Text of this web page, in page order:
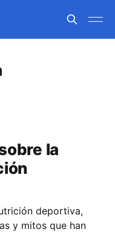
la
deportiva,
y mitos que han